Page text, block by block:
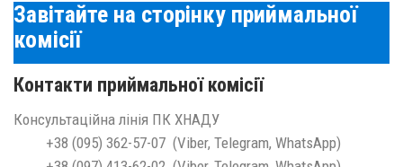
Завітайте на сторінку приймальної
комісії
Контакти приймальної комісії
Консультаційна лінія ПК ХНАДУ
+38 (095) 362-57-07 (Viber, Telegram, WhatsApp)